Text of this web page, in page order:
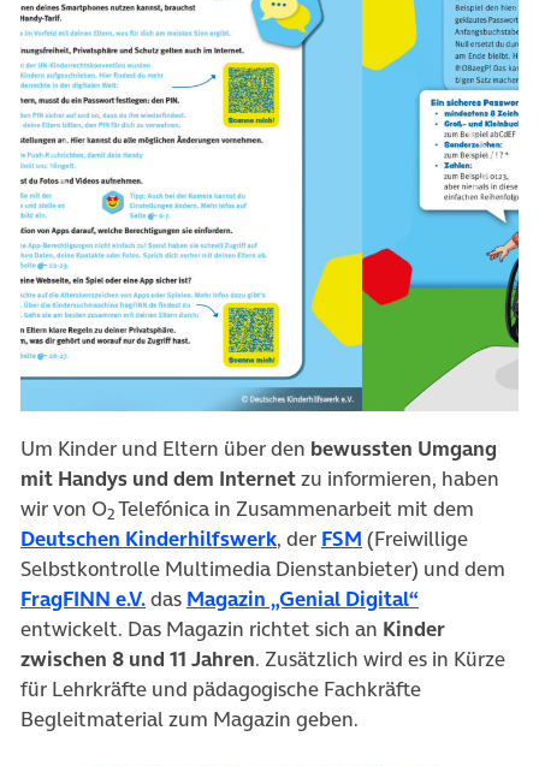
Vorheriges Element
Um Kinder und Eltern über den bewussten Umgang
mit Handys und dem Internetzu informieren, haben
wir von O2Telefónica in Zusammenarbeit mit dem
Deutschen Kinderhilfswerk(öffnet in neuem Tab)
, der FSM (öffnet in neuem
(Freiwillige
Selbstkontrolle Multimedia Dienstanbieter) und dem
FragFINN e.V.(öffnet in neuem Tab)
das Magazin „Genial Digital“
entwickelt. Das Magazin richtet sich an Kinder
zwischen 8 und 11 Jahren. Zusätzlich wird es in Kürze
für Lehrkräfte und pädagogische Fachkräfte
Begleitmaterial zum Magazin geben.